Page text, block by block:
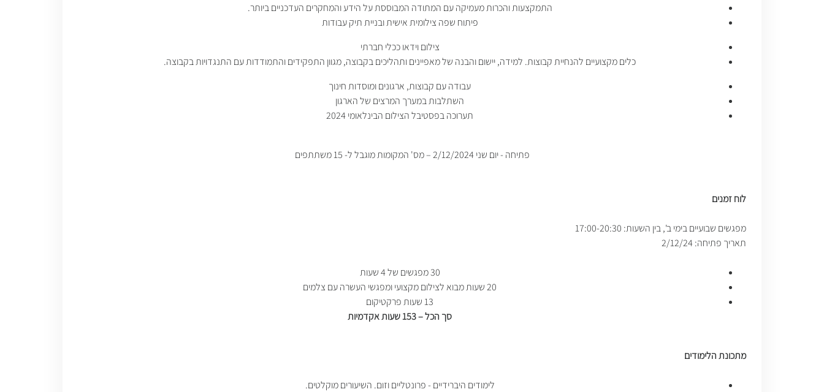
התמקצעות והכרות מעמיקה עם המתודה המבוססת על הידע והמחקרים העדכניים ביותר.
פיתוח שפה צילומית אישית ובניית תיק עבודות
צילום וידאו ככלי חברתי
כלים מקצועיים להנחיית קבוצות. למידה, יישום והבנה של מאפיינים ותהליכים בקבוצה, מגוון התפקידים והתמודדות עם התנגדויות בקבוצה.
עבודה עם קבוצות, ארגונים ומוסדות חינוך
השתלבות במערך המרצים של הארגון
תערוכה בפסטיבל הצילום הבינלאומי 2024
פתיחה - יום שני 2/12/2024 – מס' המקומות מוגבל ל- 15 משתתפים
לוח זמנים
מפגשים שבועיים בימי ב', בין השעות: 17:00-20:30
תאריך פתיחה: 2/12/24
30 מפגשים של 4 שעות
20 שעות מבוא לצילום מקצועי ומפגשי העשרה עם צלמים
13 שעות פרקטיקום
סך הכל – 153 שעות אקדמיות
מתכונת הלימודים
לימודים היברידיים - פרונטליים וזום. השיעורים מוקלטים.